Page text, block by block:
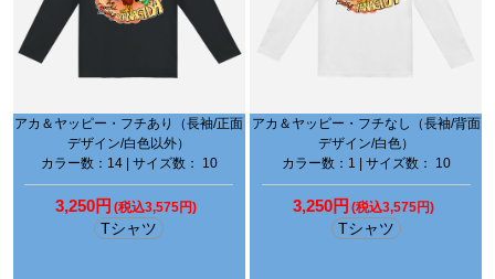
アカ＆ヤッピー・フチあり（長袖/正面
デザイン/白色以外）
カラー数：14 | サイズ数： 10
3,250円 (税込3,575円)
Tシャツ
アカ＆ヤッピー・フチなし（長袖/背面
デザイン/白色）
カラー数：1 | サイズ数： 10
3,250円 (税込3,575円)
Tシャツ